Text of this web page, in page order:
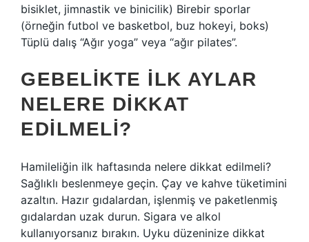
bisiklet, jimnastik ve binicilik) Birebir sporlar
(örneğin futbol ve basketbol, ​​buz hokeyi, boks)
Tüplü dalış “Ağır yoga” veya “ağır pilates”.
GEBELIKTE ILK AYLAR
NELERE DIKKAT
EDILMELI?
Hamileliğin ilk haftasında nelere dikkat edilmeli?
Sağlıklı beslenmeye geçin. Çay ve kahve tüketimini
azaltın. Hazır gıdalardan, işlenmiş ve paketlenmiş
gıdalardan uzak durun. Sigara ve alkol
kullanıyorsanız bırakın. Uyku düzeninize dikkat